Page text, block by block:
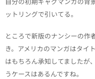
ットリングで引いてる。
ところで新版のナンシーの作
き。アメリカのマンガはタイ
はもちろん承知してましたが
うケースはあるんですね。